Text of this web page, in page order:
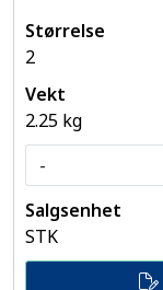
2
2.25 kg
-
STK